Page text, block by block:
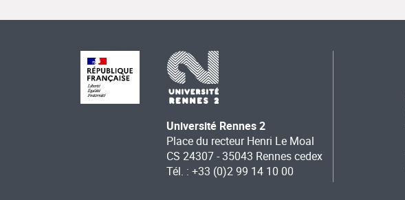
Université Rennes 2
Place du recteur Henri Le Moal
CS 24307 - 35043 Rennes cedex
Tél. : +33 (0)2 99 14 10 00